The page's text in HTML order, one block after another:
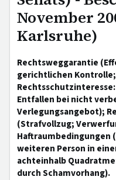
November
Karlsruhe)
Rechtsweggarantie
gerichtlichen
Entfallen bei nicht
Verlegungsangebot);
(Strafvollzug;
weiteren Person in
achteinhalb
durch Schamvorhang).